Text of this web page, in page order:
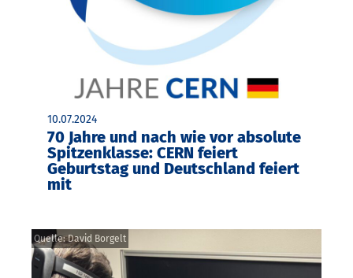
10.07.2024
70 Jahre und nach wie vor absolute
Spitzenklasse: CERN feiert
Geburtstag und Deutschland feiert
mit
Quelle: David Borgelt